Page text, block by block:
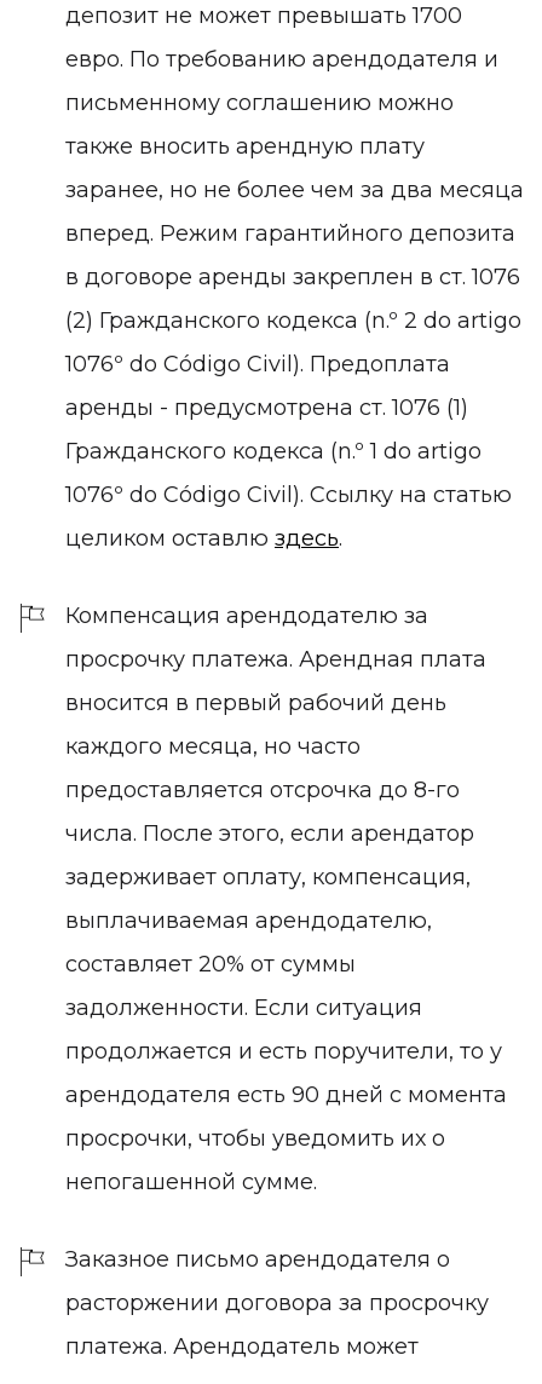
депозит не может превышать 1700
евро. По требованию арендодателя и
письменному соглашению можно
также вносить арендную плату
заранее, но не более чем за два месяца
вперед. Режим гарантийного депозита
в договоре аренды закреплен в ст. 1076
(2) Гражданского кодекса (n.º 2 do artigo
1076º do Código Civil). Предоплата
аренды - предусмотрена ст. 1076 (1)
Гражданского кодекса (n.º 1 do artigo
1076º do Código Civil). Ссылку на статью
целиком оставлю здесь.
Компенсация арендодателю за
просрочку платежа. Арендная плата
вносится в первый рабочий день
каждого месяца, но часто
предоставляется отсрочка до 8-го
числа. После этого, если арендатор
задерживает оплату, компенсация,
выплачиваемая арендодателю,
составляет 20% от суммы
задолженности. Если ситуация
продолжается и есть поручители, то у
арендодателя есть 90 дней с момента
просрочки, чтобы уведомить их о
непогашенной сумме.
Заказное письмо арендодателя о
расторжении договора за просрочку
платежа. Арендодатель может